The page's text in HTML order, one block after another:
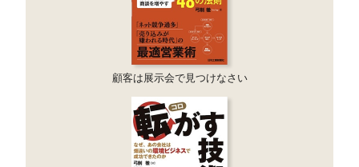
顧客は展示会で見つけなさい